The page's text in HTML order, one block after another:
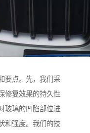
要点。先，我们采
修复效果的持久性
玻璃的凹陷部位进
和强度。我们的技